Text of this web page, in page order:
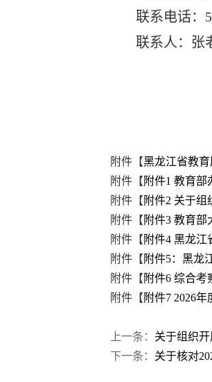
联系电话：
联系人：张
附件【黑龙江省教
附件【 附件1 教育
附件【 附件2 关于
附件【 附件3 教育
附件【 附件4 黑龙江
附件【 附件5：黑龙
附件【 附件6 综合考
附件【 附件7 2026
上一条： 关于组织
下一条： 关于核对